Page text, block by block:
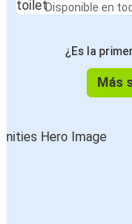
Disponible en
¿Es la
Más